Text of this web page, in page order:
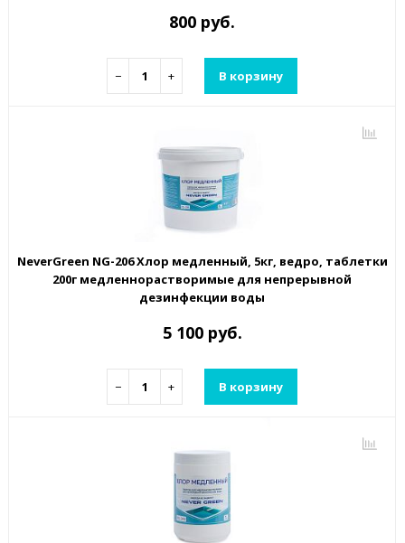
800 руб.
− + В корзину
NeverGreen NG-206 Хлор медленный, 5кг, ведро, таблетки
200г медленнорастворимые для непрерывной
дезинфекции воды
5 100 руб.
− + В корзину